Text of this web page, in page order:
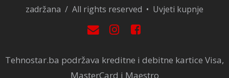
zadržana / All rights reserved • Uvjeti kupnje
Tehnostar.ba podržava kreditne i debitne kartice Visa,
MasterCard i Maestro